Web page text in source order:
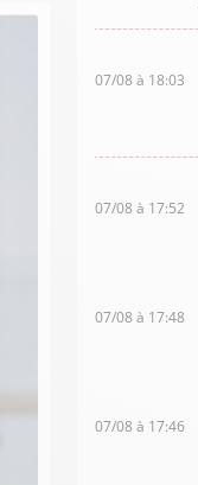
07/08 à 18:03
07/08 à 17:52
07/08 à 17:48
07/08 à 17:46